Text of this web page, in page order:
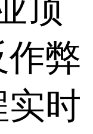
顶
作弊
实时